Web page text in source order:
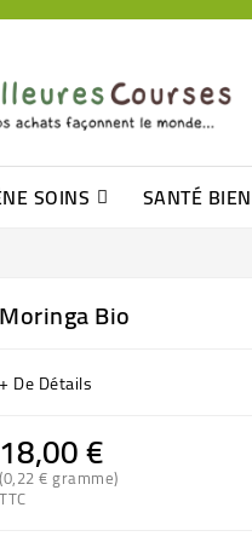
SOINS SANTÉ
Moringa Bio
+ De Détails
18,00 €
(0,22 € gramme)
TTC